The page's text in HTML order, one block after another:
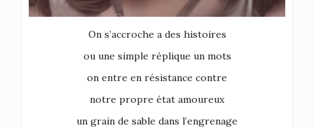
On s’accroche a des histoires
ou une simple réplique un mots
on entre en résistance contre
notre propre état amoureux
un grain de sable dans l’engrenage